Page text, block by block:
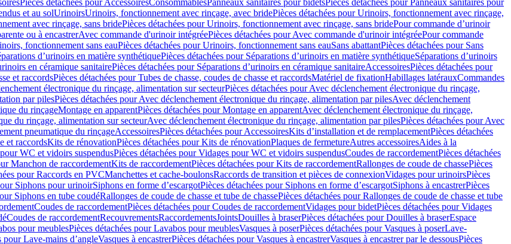
Pièces détachées pour AccessoiresConsommablesPanneaux sanitaires pour bidetsPièces détachées pour Panneaux sanitaires pour
et au solUrinoirsUrinoirs, fonctionnement avec rinçage, avec bridePièces détachées pour Urinoirs, fonctionnement avec rinçage,
avec rinçage, sans bridePièces détachées pour Urinoirs, fonctionnement avec rinçage, sans bridePour commande d’urinoir
ou à encastrerAvec commande d'urinoir intégréePièces détachées pour Avec commande d'urinoir intégréePour commande
fonctionnement sans eauPièces détachées pour Urinoirs, fonctionnement sans eauSans abattantPièces détachées pour Sans
d’urinoirs en matière synthétiquePièces détachées pour Séparations d’urinoirs en matière synthétiqueSéparations d’urinoirs
en céramique sanitairePièces détachées pour Séparations d’urinoirs en céramique sanitaireAccessoiresPièces détachées pour
et raccordsPièces détachées pour Tubes de chasse, coudes de chasse et raccordsMatériel de fixationHabillages latérauxCommandes
électronique du rinçage, alimentation sur secteurPièces détachées pour Avec déclenchement électronique du rinçage,
par pilesPièces détachées pour Avec déclenchement électronique du rinçage, alimentation par pilesAvec déclenchement
du rinçageMontage en apparentPièces détachées pour Montage en apparentAvec déclenchement électronique du rinçage,
du rinçage, alimentation sur secteurAvec déclenchement électronique du rinçage, alimentation par pilesPièces détachées pour Avec
pneumatique du rinçageAccessoiresPièces détachées pour AccessoiresKits d’installation et de remplacementPièces détachées
et raccordsKits de rénovationPièces détachées pour Kits de rénovationPlaques de fermetureAutres accessoiresAides à la
WC et vidoirs suspendusPièces détachées pour Vidages pour WC et vidoirs suspendusCoudes de raccordementPièces détachées
Manchon de raccordementKits de raccordementPièces détachées pour Kits de raccordementRallonges de coude de chassePièces
pour Raccords en PVCManchettes et cache-boulonsRaccords de transition et pièces de connexionVidages pour urinoirsPièces
Siphons pour urinoirSiphons en forme d’escargotPièces détachées pour Siphons en forme d’escargotSiphons à encastrerPièces
Siphons en tube coudéRallonges de coude de chasse et tube de chassePièces détachées pour Rallonges de coude de chasse et tube
Coudes de raccordementPièces détachées pour Coudes de raccordementVidages pour bidetPièces détachées pour Vidages
Coudes de raccordementRecouvrementsRaccordementsJointsDouilles à braserPièces détachées pour Douilles à braserEspace
pour meublesPièces détachées pour Lavabos pour meublesVasques à poserPièces détachées pour Vasques à poserLave-
pour Lave-mains d’angleVasques à encastrerPièces détachées pour Vasques à encastrerVasques à encastrer par le dessousPièces